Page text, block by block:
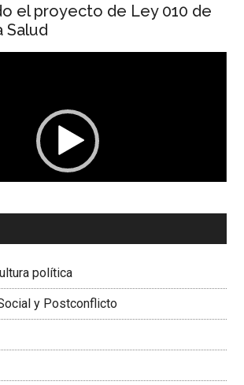
el proyecto de Ley 010 de
Salud
01:04
Mejía,Presidenta Corporación
política
y Postconflicto